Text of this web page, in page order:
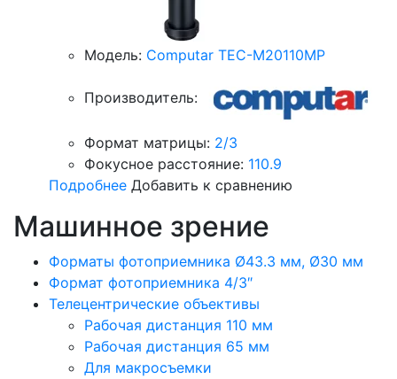
Модель: Computar TEC-M20110MP
Производитель:
Формат матрицы: 2/3
Фокусное расстояние: 110.9
Подробнее Добавить к сравнению
Машинное зрение
Форматы фотоприемника Ø43.3 мм, Ø30 мм
Формат фотоприемника 4/3″
Телецентрические объективы
Рабочая дистанция 110 мм
Рабочая дистанция 65 мм
Для макросъемки